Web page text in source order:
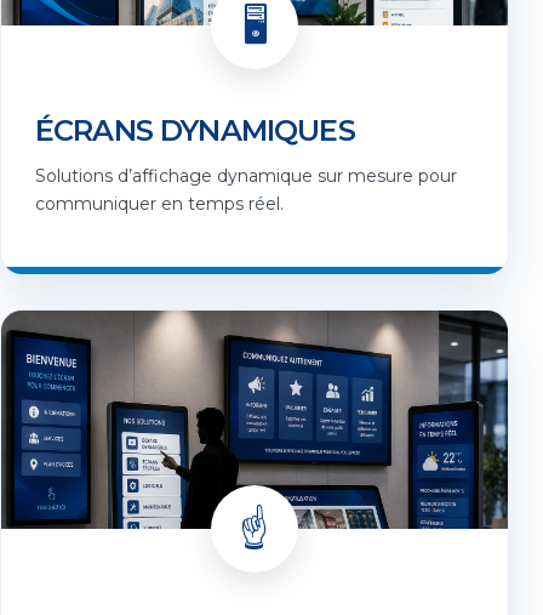
🖥️
ÉCRANS DYNAMIQUES
Solutions d’affichage dynamique sur mesure pour
communiquer en temps réel.
☝️